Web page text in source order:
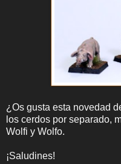
¿Os gusta esta novedad
los cerdos por separado,
Wolfi y Wolfo.
¡Saludines!